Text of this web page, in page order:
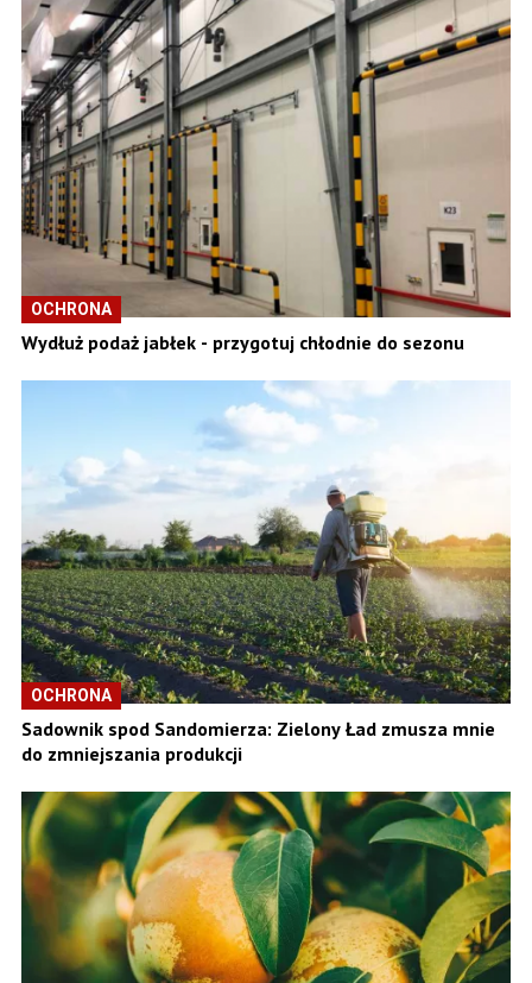
OCHRONA
Wydłuż podaż jabłek - przygotuj chłodnie do sezonu
OCHRONA
Sadownik spod Sandomierza: Zielony Ład zmusza mnie
do zmniejszania produkcji